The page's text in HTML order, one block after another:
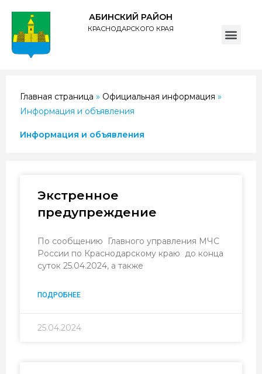
АБИНСКИЙ РАЙОН
КРАСНОДАРСКОГО КРАЯ
Главная страница » Официальная информация »
Информация и объявления
Информация и объявления
Экстренное
предупреждение
По сообщению Главного управления МЧС
России по Краснодарскому краю до конца
суток 25.04.2024, а также
ПОДРОБНЕЕ
25.04.2024